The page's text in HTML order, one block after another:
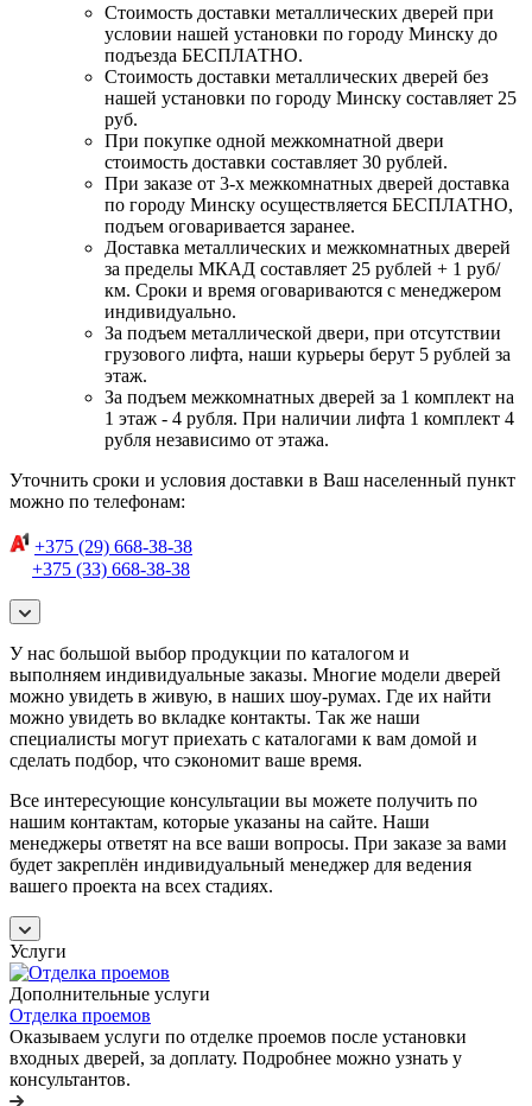
Стоимость доставки металлических дверей при
условии нашей установки по городу Минску до
подъезда БЕСПЛАТНО.
Стоимость доставки металлических дверей без
нашей установки по городу Минску составляет 25
руб.
При покупке одной межкомнатной двери
стоимость доставки составляет 30 рублей.
При заказе от 3-х межкомнатных дверей доставка
по городу Минску осуществляется БЕСПЛАТНО,
подъем оговаривается заранее.
Доставка металлических и межкомнатных дверей
за пределы МКАД составляет 25 рублей + 1 руб/
км. Сроки и время оговариваются с менеджером
индивидуально.
За подъем металлической двери, при отсутствии
грузового лифта, наши курьеры берут 5 рублей за
этаж.
За подъем межкомнатных дверей за 1 комплект на
1 этаж - 4 рубля. При наличии лифта 1 комплект 4
рубля независимо от этажа.
Уточнить сроки и условия доставки в Ваш населенный пункт
можно по телефонам:
+375 (29) 668-38-38
+375 (33) 668-38-38
У нас большой выбор продукции по каталогом и
выполняем индивидуальные заказы. Многие модели дверей
можно увидеть в живую, в наших шоу-румах. Где их найти
можно увидеть во вкладке контакты. Так же наши
специалисты могут приехать с каталогами к вам домой и
сделать подбор, что сэкономит ваше время.
Все интересующие консультации вы можете получить по
нашим контактам, которые указаны на сайте. Наши
менеджеры ответят на все ваши вопросы. При заказе за вами
будет закреплён индивидуальный менеджер для ведения
вашего проекта на всех стадиях.
Услуги
Дополнительные услуги
Отделка проемов
Оказываем услуги по отделке проемов после установки
входных дверей, за доплату. Подробнее можно узнать у
консультантов.